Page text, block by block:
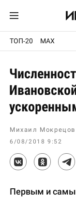
ТОП-20 MAX
Михаил Мокрецов
6/08/2018 9:52
Первым и